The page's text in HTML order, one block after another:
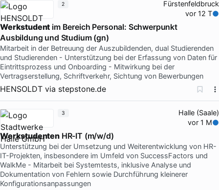
Fürstenfeldbruck
vor 12 T
Werkstudent im Bereich Personal: Schwerpunkt
Ausbildung und Studium (gn)
Mitarbeit in der Betreuung der Auszubildenden, dual Studierenden
und Studierenden - Unterstützung bei der Erfassung von Daten für
Eintrittsprozess und Onboarding - Mitwirkung bei der
Vertragserstellung, Schriftverkehr, Sichtung von Bewerbungen
HENSOLDT via stepstone.de
2
Halle (Saale)
vor 1 M
WerkstudentenHR-IT (m/w/d)
Unterstützung bei der Umsetzung und Weiterentwicklung von HR-
IT-Projekten, insbesondere im Umfeld von SuccessFactors und
WalkMe - Mitarbeit bei Systemtests, inklusive Analyse und
Dokumentation von Fehlern sowie Durchführung kleinerer
Konfigurationsanpassungen
3